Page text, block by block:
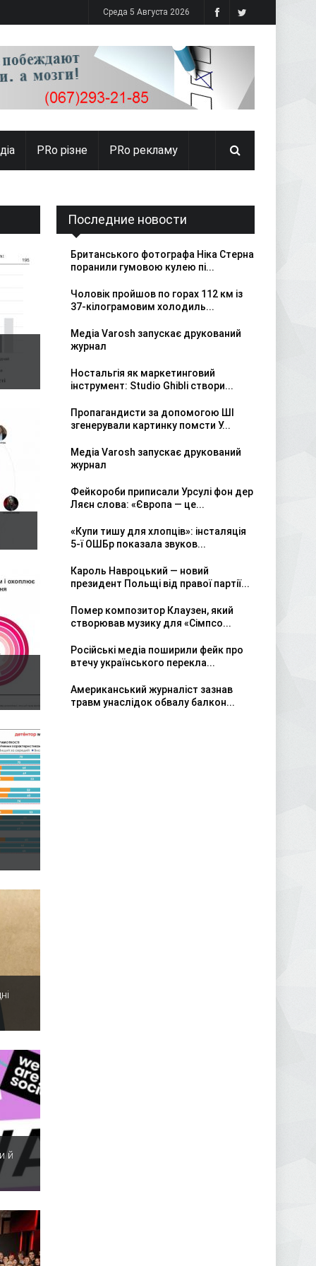
Среда 5 Августа 2026
PRо різне PRo рекламу
й
Последние новости
Британського фотографа Ніка Стерна
поранили гумовою кулею пі...
Чоловік пройшов по горах 112 км із
37-кілограмовим холодиль...
Медіа Varosh запускає друкований
журнал
Ностальгія як маркетинговий
інструмент: Studio Ghibli створи...
Пропагандисти за допомогою ШІ
згенерували картинку помсти У...
Медіа Varosh запускає друкований
журнал
Фейкороби приписали Урсулі фон дер
Ляєн слова: «Європа — це...
«Купи тишу для хлопців»: інсталяція
5-ї ОШБр показала звуков...
Кароль Навроцький — новий
президент Польщі від правої партії...
Помер композитор Клаузен, який
створював музику для «Сімпсо...
Російські медіа поширили фейк про
втечу українського перекла...
Американський журналіст зазнав
травм унаслідок обвалу балкон...